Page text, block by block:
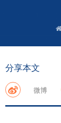
分享本文
微博